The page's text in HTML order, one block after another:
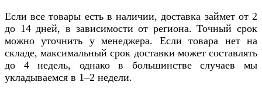
Если все товары есть в наличии, доставка займет от 2
до 14 дней, в зависимости от региона. Точный срок
можно уточнить у менеджера. Если товара нет на
складе, максимальный срок доставки может составлять
до 4 недель, однако в большинстве случаев мы
укладываемся в 1–2 недели.